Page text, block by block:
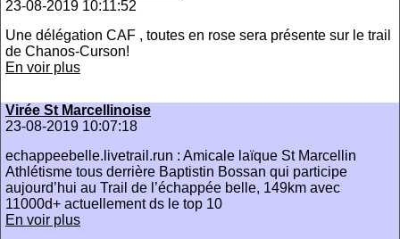
23-08-2019 10:11:52
Une délégation CAF , toutes en rose sera présente sur le trail
de Chanos-Curson!
En voir plus
Virée St Marcellinoise
23-08-2019 10:07:18
echappeebelle.livetrail.run : Amicale laïque St Marcellin
Athlétisme tous derrière Baptistin Bossan qui participe
aujourd’hui au Trail de l’échappée belle, 149km avec
11000d+ actuellement ds le top 10
En voir plus